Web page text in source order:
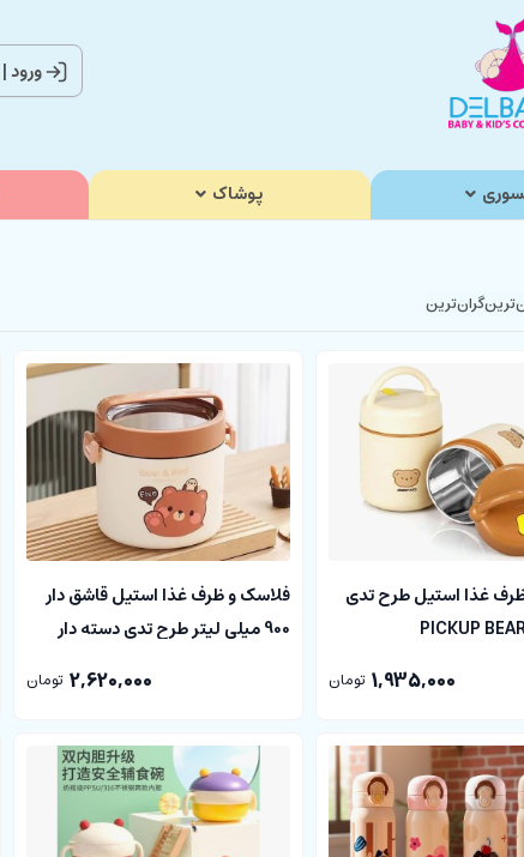
ورود|
پوشاک
گران‌ترین
غذا استیل طرح تدی
1,935,000 تومان
فلاسک و ظرف غذا استیل قاشق دار
900 میلی لیتر طرح تدی دسته دار
2,620,000 تومان